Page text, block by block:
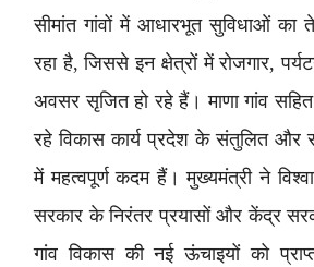
सीमांत गांवों में आधारभूत सुविधाओं का
रहा है, जिससे इन क्षेत्रों में रोजगार,
अवसर सृजित हो रहे हैं। माणा गांव सहित
रहे विकास कार्य प्रदेश के संतुलित और
में महत्वपूर्ण कदम हैं। मुख्यमंत्री ने
सरकार के निरंतर प्रयासों और केंद्र
गांव विकास की नई ऊंचाइयों को